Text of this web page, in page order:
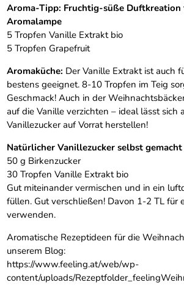
Aroma-Tipp: Fruchtig-süße Duftkreation
Aromalampe
5 Tropfen Vanille Extrakt bio
5 Tropfen Grapefruit
Aromaküche: Der Vanille Extrakt ist auch
bestens geeignet. 8-10 Tropfen im Teig
Geschmack! Auch in der
auf die Vanille verzichten – ideal lässt sich
Vanillezucker auf Vorrat herstellen!
Natürlicher Vanillezucker selbst gemacht
50 g Birkenzucker
30 Tropfen Vanille Extrakt bio
Gut miteinander vermischen und in ein
füllen. Gut verschließen! Davon 1-2 TL für
verwenden.
Aromatische Rezeptideen für die
unserem Blog:
https://www.feeling.at/web/wp-
content/uploads/